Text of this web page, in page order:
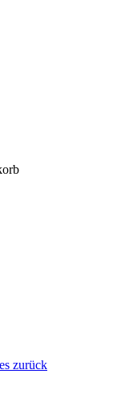
zurück